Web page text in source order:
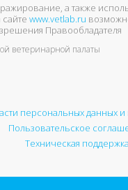
а также
www.vetlab.ru
Правообладателя
ветеринарной палаты
персональных данных
Пользовательское
Техническая поддержка